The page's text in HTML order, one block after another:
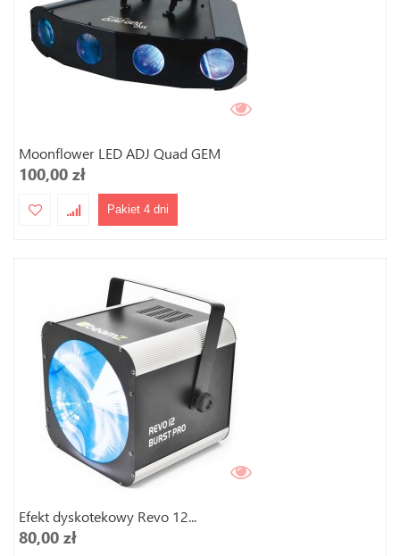
Moonflower LED ADJ Quad GEM
100,00 zł
Pakiet 4 dni
Efekt dyskotekowy Revo 12...
80,00 zł